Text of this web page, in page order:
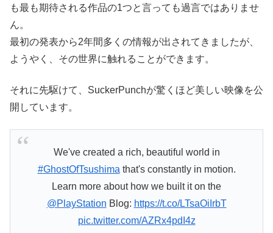
も最も期待される作品の1つと言っても過言ではありませ
ん。
最初の発表から2年間多くの情報が出されてきましたが、
ようやく、その世界に触れることができます。
それに先駆けて、SuckerPunchが驚くほど美しい映像を公
開しています。
We've created a rich, beautiful world in
#GhostOfTsushima that's constantly in motion.
Learn more about how we built it on the
@PlayStation Blog: https://t.co/LTsaOiIrbT
pic.twitter.com/AZRx4pdI4z